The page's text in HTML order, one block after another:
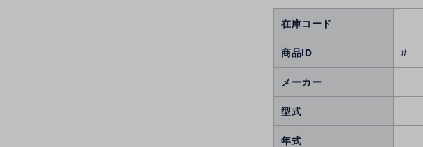
在庫コード
商品ID #
メーカー
型式
年式